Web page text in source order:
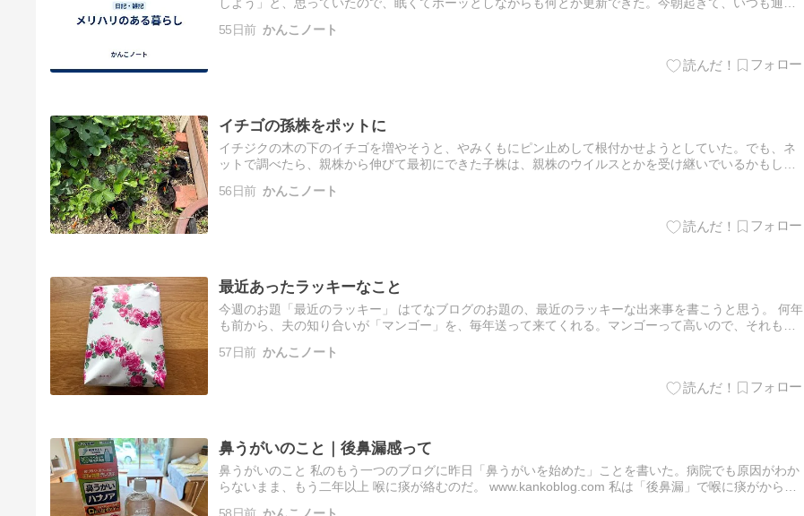
オイ…
55日前 かんこノート
イチゴの孫株をポットに
イチジクの木の下のイチゴを増やそうと、やみくもにピン止めして根付かせようとしていた。でも、ネ
ットで調べたら、親株から伸びて最初にできた子株は、親株のウイルスとかを受け継いでいるかもしれ
め…
56日前 かんこノート
最近あったラッキーなこと
今週のお題「最近のラッキー」 はてなブログのお題の、最近のラッキーな出来事を書こうと思う。 何年
も前から、夫の知り合いが「マンゴー」を、毎年送って来てくれる。マンゴーって高いので、それもデ
57日前 かんこノート
鼻うがいのこと｜後鼻漏感って
鼻うがいのこと 私のもう一つのブログに昨日「鼻うがいを始めた」ことを書いた。病院でも原因がわか
らないまま、もう二年以上 喉に痰が絡むのだ。 www.kankoblog.com 私は「後鼻漏」で喉に痰がからむ